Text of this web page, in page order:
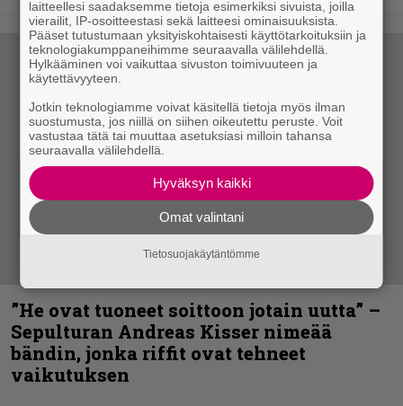
”He ovat tuoneet soittoon jotain uutta” –
Sepulturan Andreas Kisser nimeää
bändin, jonka riffit ovat tehneet
vaikutuksen
laitteellesi saadaksemme tietoja esimerkiksi sivuista, joilla
vierailit, IP-osoitteestasi sekä laitteesi ominaisuuksista.
Pääset tutustumaan yksityiskohtaisesti käyttötarkoituksiin ja
teknologiakumppaneihimme seuraavalla välilehdellä.
Hylkääminen voi vaikuttaa sivuston toimivuuteen ja
käytettävyyteen.
Jotkin teknologiamme voivat käsitellä tietoja myös ilman
suostumusta, jos niillä on siihen oikeutettu peruste. Voit
vastustaa tätä tai muuttaa asetuksiasi milloin tahansa
seuraavalla välilehdellä.
Hyväksyn kaikki
Omat valintani
Tietosuojakäytäntömme